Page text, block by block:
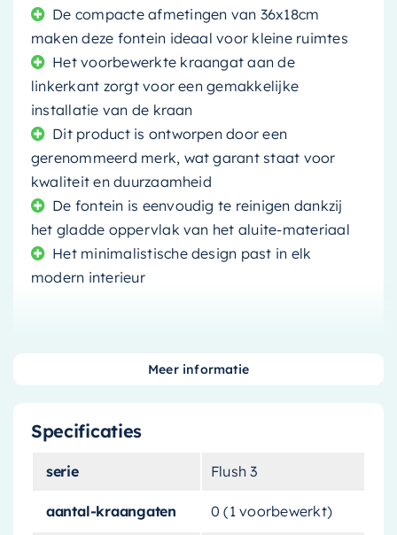
De compacte afmetingen van 36x18cm
maken deze fontein ideaal voor kleine ruimtes
Het voorbewerkte kraangat aan de
linkerkant zorgt voor een gemakkelijke
installatie van de kraan
Dit product is ontworpen door een
gerenommeerd merk, wat garant staat voor
kwaliteit en duurzaamheid
De fontein is eenvoudig te reinigen dankzij
het gladde oppervlak van het aluite-materiaal
Het minimalistische design past in elk
modern interieur
perfecte keuze. Dit product is ontworpen en
geproduceerd door een gerenommeerd merk,
Hoogwaardig Aluite-Materiaal
Specificaties
serie Flush 3
aantal-kraangaten 0 (1 voorbewerkt)
Meer informatie